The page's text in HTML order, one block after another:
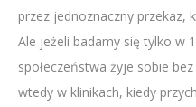
przez jednoznaczny przekaz,
Ale jeżeli badamy się tylko w
społeczeństwa żyje sobie
wtedy w klinikach, kiedy